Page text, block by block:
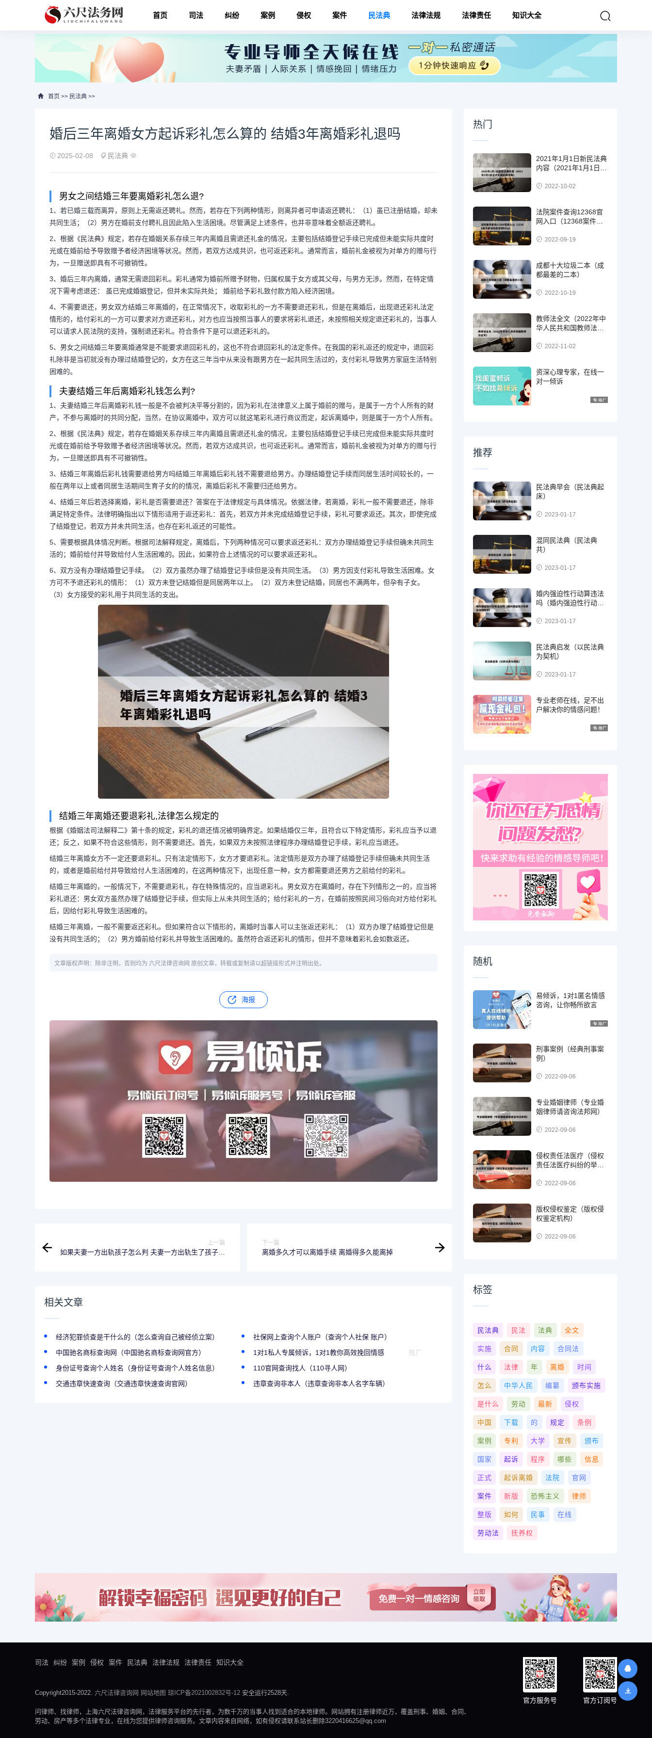
首页 司法 纠纷 案例 侵权 案件 民法典 法律法规 法律责任 知识大全
首页 >> 民法典 >>
婚后三年离婚女方起诉彩礼怎么算的 结婚3年离婚彩礼退吗
2025-02-08 民法典
男女之间结婚三年要离婚彩礼怎么退?
1、若已婚三载而离异，原则上无需返还聘礼。然而，若存在下列两种情形，则离异者可申请返还聘礼：（1）虽已注册结婚，却未
共同生活；（2）男方在婚前支付聘礼且因此陷入生活困境。尽管满足上述条件，也并非意味着全额返还聘礼。
2、根据《民法典》规定，若存在婚姻关系存续三年内离婚且需退还礼金的情况，主要包括结婚登记手续已完成但未能实际共度时
光或在婚前给予导致赠予者经济困境等状况。然而，若双方达成共识，也可返还彩礼。通常而言，婚前礼金被视为对单方的赠与行
为，一旦赠送即具有不可撤销性。
3、婚后三年内离婚，通常无需退回彩礼。彩礼通常为婚前所赠予财物，归属权属于女方或其父母，与男方无涉。然而，在特定情
况下需考虑退还： 虽已完成婚姻登记，但并未实际共处； 婚前给予彩礼致付款方陷入经济困境。
4、不需要退还，男女双方结婚三年离婚的，在正常情况下，收取彩礼的一方不需要退还彩礼，但是在离婚后，出现退还彩礼法定
情形的，给付彩礼的一方可以要求对方退还彩礼，对方也应当按照当事人的要求将彩礼退还，未按照相关规定退还彩礼的，当事人
可以请求人民法院的支持，强制退还彩礼。符合条件下是可以退还彩礼的。
5、男女之间结婚三年要离婚通常是不能要求退回彩礼的，这也不符合退回彩礼的法定条件。在我国的彩礼返还的规定中，退回彩
礼除非是当初就没有办理过结婚登记的，女方在这三年当中从来没有跟男方在一起共同生活过的，支付彩礼导致男方家庭生活特别
困难的。
夫妻结婚三年后离婚彩礼钱怎么判?
1、夫妻结婚三年后离婚彩礼钱一般是不会被判决平等分割的，因为彩礼在法律意义上属于婚前的赠与，是属于一方个人所有的财
产，不参与离婚时的共同分配，当然，在协议离婚中，双方可以就这笔彩礼进行商议而定，起诉离婚中，则是属于一方个人所有。
2、根据《民法典》规定，若存在婚姻关系存续三年内离婚且需退还礼金的情况，主要包括结婚登记手续已完成但未能实际共度时
光或在婚前给予导致赠予者经济困境等状况。然而，若双方达成共识，也可返还彩礼。通常而言，婚前礼金被视为对单方的赠与行
为，一旦赠送即具有不可撤销性。
3、结婚三年离婚后彩礼钱需要退给男方吗结婚三年离婚后彩礼钱不需要退给男方。办理结婚登记手续而同居生活时间较长的，一
般在两年以上或者同居生活期间生育子女的的情况，离婚后彩礼不需要归还给男方。
4、结婚三年后若选择离婚，彩礼是否需要退还？答案在于法律规定与具体情况。依据法律，若离婚，彩礼一般不需要退还，除非
满足特定条件。法律明确指出以下情形适用于返还彩礼：首先，若双方并未完成结婚登记手续，彩礼可要求返还。其次，即使完成
了结婚登记，若双方并未共同生活，也存在彩礼返还的可能性。
5、需要根据具体情况判断。根据司法解释规定，离婚后，下列两种情况可以要求返还彩礼：双方办理结婚登记手续但确未共同生
活的；婚前给付并导致给付人生活困难的。因此，如果符合上述情况的可以要求返还彩礼。
6、双方没有办理结婚登记手续。（2）双方虽然办理了结婚登记手续但是没有共同生活。（3）男方因支付彩礼导致生活困难。女
方可不予退还彩礼的情形：（1）双方未登记结婚但是同居两年以上。（2）双方未登记结婚，同居也不满两年，但孕有子女。
（3）女方接受的彩礼用于共同生活的支出。
结婚三年离婚还要退彩礼,法律怎么规定的
根据《婚姻法司法解释二》第十条的规定，彩礼的退还情况被明确界定。如果结婚仅三年，且符合以下特定情形，彩礼应当予以退
还；反之，如果不符合这些情形，则不需要退还。首先，如果双方未按照法律程序办理结婚登记手续，彩礼应当退还。
结婚三年离婚女方不一定还要退彩礼。只有法定情形下，女方才要退彩礼。法定情形是双方办理了结婚登记手续但确未共同生活
的，或者是婚前给付并导致给付人生活困难的，在这两种情况下，出现任意一种，女方都需要退还男方之前给付的彩礼。
结婚三年离婚的，一般情况下，不需要退彩礼，存在特殊情况的，应当退彩礼。男女双方在离婚时，存在下列情形之一的，应当将
彩礼退还：男女双方虽然办理了结婚登记手续，但实际上从未共同生活的；给付彩礼的一方，在婚前按照民间习俗向对方给付彩礼
后，因给付彩礼导致生活困难的。
结婚三年离婚，一般不需要返还彩礼。但如果符合以下情形的，离婚时当事人可以主张返还彩礼：（1）双方办理了结婚登记但是
没有共同生活的；（2）男方婚前给付彩礼并导致生活困难的。虽然符合返还彩礼的情形，但并不意味着彩礼会如数返还。
文章版权声明：除非注明，否则均为 六尺法律咨询网 原创文章，转载或复制请以超链接形式并注明出处。
海报
上一篇
如果夫妻一方出轨孩子怎么判 夫妻一方出轨生了孩子会
下一篇
离婚多久才可以离婚手续 离婚得多久能离掉
相关文章
经济犯罪侦查是干什么的（怎么查询自己被经侦立案）
社保网上查询个人账户（查询个人社保 账户）
中国驰名商标查询网（中国驰名商标查询网官方）
1对1私人专属倾诉，1对1教你高效挽回情感
推广
身份证号查询个人姓名（身份证号查询个人姓名信息）
110官网查询找人（110寻人网）
交通违章快速查询（交通违章快速查询官网）
违章查询非本人（违章查询非本人名字车辆）
热门
2021年1月1日新民法典
内容（2021年1月1日正
2022-10-02
法院案件查询12368官
网入口（12368案件查
2022-09-19
成都十大垃圾二本（成
都最差的二本）
2022-10-19
教师法全文（2022年中
华人民共和国教师法全
2022-11-02
资深心理专家，在线一
对一倾诉
推荐
民法典早会（民法典起
床）
2023-01-17
混同民法典（民法典
共）
2023-01-17
婚内强迫性行动算违法
吗（婚内强迫性行动算
2023-01-17
民法典启发（以民法典
为契机）
2023-01-17
专业老师在线，足不出
户解决你的情感问题！
随机
易倾诉，1对1匿名情感
咨询，让你畅所欲言
刑事案例（经典刑事案
例）
2022-09-06
专业婚姻律师（专业婚
姻律师请咨询法邦网）
2022-09-06
侵权责任法医疗（侵权
责任法医疗纠纷的举
2022-09-06
版权侵权鉴定（版权侵
权鉴定机构）
2022-09-06
标签
民法典 民法 法典 全文
实施 合同 内容 合同法
什么 法律 年 离婚 时间
怎么 中华人民 编纂 颁布实施
是什么 劳动 最新 侵权
中国 下载 的 规定 条例
案例 专利 大学 宣传 颁布
国家 起诉 程序 哪些 信息
正式 起诉离婚 法院 官网
案件 新版 恐怖主义 律师
整版 如何 民事 在线
劳动法 抚养权
官方服务号 官方订阅号
司法 纠纷 案例 侵权 案件 民法典 法律法规 法律责任 知识大全
Copyright2015-2022. 六尺法律咨询网 网站地图 琼ICP备2021002832号-12 安全运行2528天.
问律师、找律师，上海六尺法律咨询网，法律服务平台的先行者，为数千万的当事人找到适合的本地律师。网站拥有注册律师近万，覆盖刑事、婚姻、合同、
劳动、房产等多个法律专业，在线为您提供律师咨询服务。文章内容来自网络，如有侵权请联系站长删除3220416625@qq.com
婚后三年离婚女方起诉彩礼怎么算的 结
婚3年离婚彩礼退吗
1、若已婚三载而离异，原则上无需返还聘礼。然而，若
存在下列两种情形，则离异者可申请返还聘礼：（1）虽已注
册结婚，却未共同生活；（2）男方在婚前支付聘礼且因此陷
入生活困...
长按图片识别二维码阅读更多